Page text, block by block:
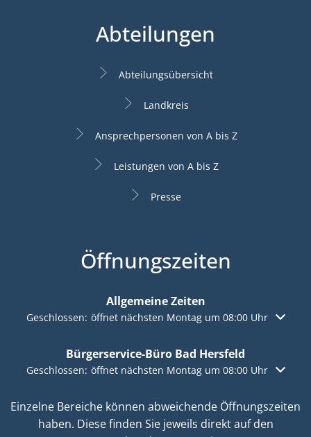
Abteilungen
Abteilungsübersicht
Landkreis
Ansprechpersonen von A bis Z
Leistungen von A bis Z
Presse
Öffnungszeiten
Allgemeine Zeiten
Klicken, um weitere Öffnungs- oder Schließzeiten
Geschlossen: öffnet nächsten Montag um 08:00 Uhr
Bürgerservice-Büro Bad Hersfeld
Klicken, um weitere Öffnungs- oder Schließzeiten
Geschlossen: öffnet nächsten Montag um 08:00 Uhr
Einzelne Bereiche können abweichende Öffnungszeiten
haben. Diese finden Sie jeweils direkt auf den